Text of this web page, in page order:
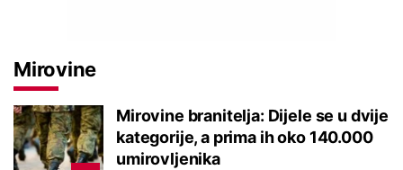
Mirovine
Mirovine branitelja: Dijele se u dvije
kategorije, a prima ih oko 140.000
umirovljenika